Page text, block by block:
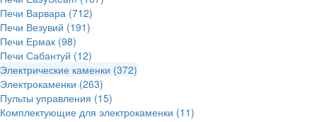
Печи Варвара (712)
Печи Везувий (191)
Печи Ермак (98)
Печи Сабантуй (12)
Электрические каменки (372)
Электрокаменки (263)
Пульты управления (15)
Комплектующие для электрокаменки (11)